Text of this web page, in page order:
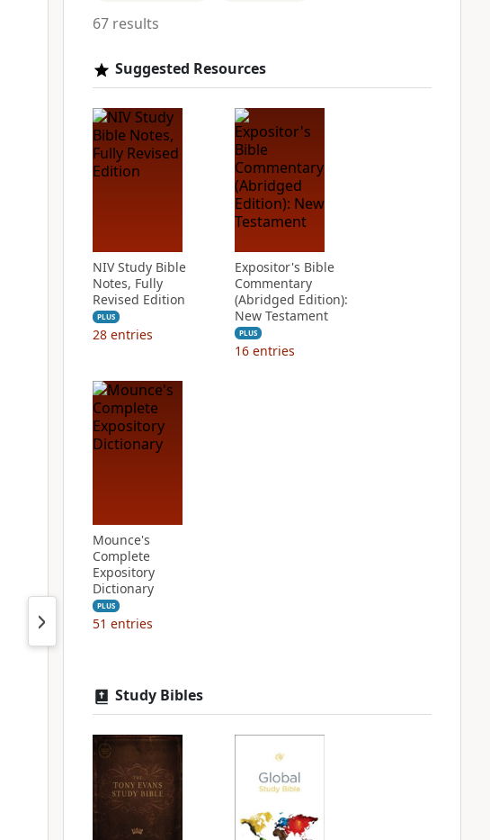
67 results
Suggested Resources
NIV Study Bible
Notes, Fully
Revised Edition
PLUS
28 entries
Expositor's Bible
Commentary
(Abridged Edition):
New Testament
PLUS
16 entries
Mounce's
Complete
Expository
Dictionary
PLUS
51 entries
Study Bibles